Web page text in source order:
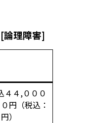
理障害]
４４,０００
円（税込：
）